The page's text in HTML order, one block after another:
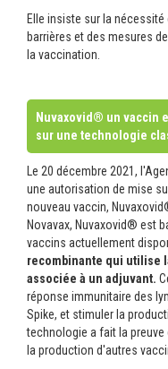
Elle insiste sur la
barrières et des mesures
la vaccination.
Nuvaxovid® un vaccin
sur une technologie
Le 20 décembre 2021,
une autorisation de mise
nouveau vaccin,
Novavax, Nuvaxovid® est
vaccins actuellement
recombinante qui utilise
associée à un adjuvant.
réponse immunitaire des
Spike, et stimuler la
technologie a fait la
la production d'autres